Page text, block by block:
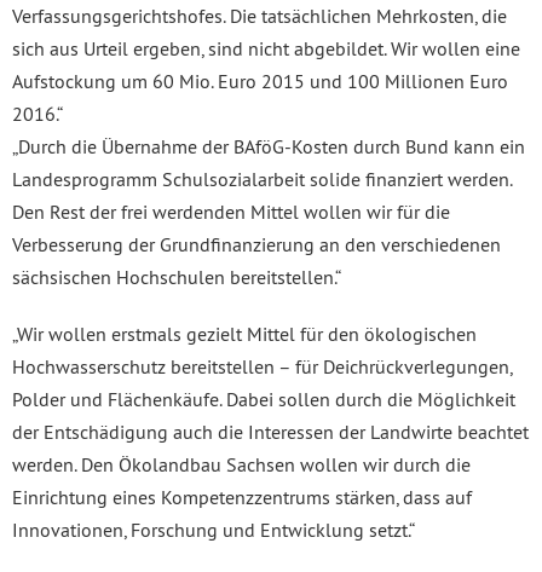
Verfassungsgerichtshofes. Die tatsächlichen Mehrkosten, die
sich aus Urteil ergeben, sind nicht abgebildet. Wir wollen eine
Aufstockung um 60 Mio. Euro 2015 und 100 Millionen Euro
2016.“
„Durch die Übernahme der BAföG-Kosten durch Bund kann ein
Landesprogramm Schulsozialarbeit solide finanziert werden.
Den Rest der frei werdenden Mittel wollen wir für die
Verbesserung der Grundfinanzierung an den verschiedenen
sächsischen Hochschulen bereitstellen.“
„Wir wollen erstmals gezielt Mittel für den ökologischen
Hochwasserschutz bereitstellen – für Deichrückverlegungen,
Polder und Flächenkäufe. Dabei sollen durch die Möglichkeit
der Entschädigung auch die Interessen der Landwirte beachtet
werden. Den Ökolandbau Sachsen wollen wir durch die
Einrichtung eines Kompetenzzentrums stärken, dass auf
Innovationen, Forschung und Entwicklung setzt.“